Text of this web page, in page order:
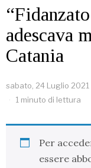
adescava
Catania
sabato, 24 Luglio 2021
1 minuto di lettura
Per
essere